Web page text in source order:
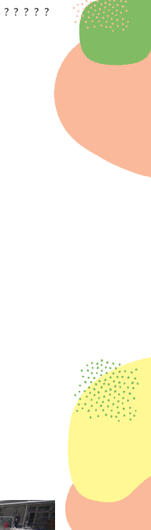
? ? ? ? ?